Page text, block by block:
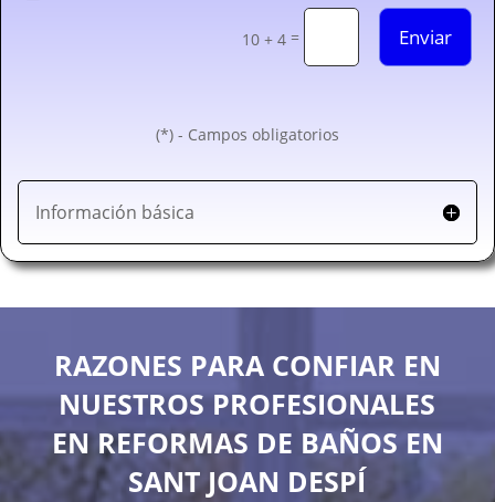
10 + 4 = Enviar
(*) - Campos obligatorios
Información básica
RAZONES PARA CONFIAR EN
NUESTROS PROFESIONALES
EN REFORMAS DE BAÑOS EN
SANT JOAN DESPÍ